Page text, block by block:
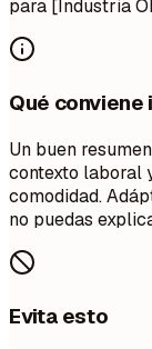
para [Industria
Qué conviene
Un buen
contexto laboral
comodidad.
no puedas
Evita esto